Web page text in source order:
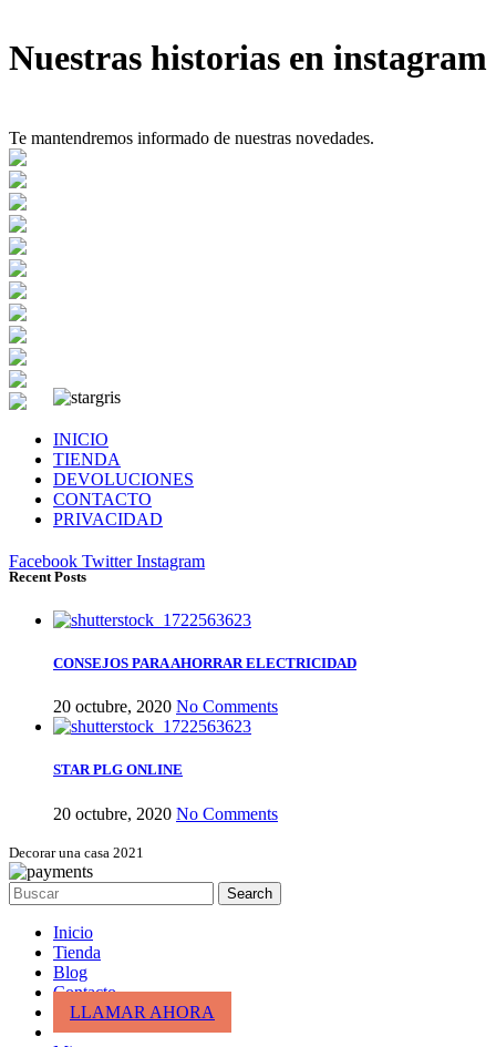
Nuestras historias en instagram
Te mantendremos informado de nuestras novedades.
INICIO
TIENDA
DEVOLUCIONES
CONTACTO
PRIVACIDAD
Facebook Twitter Instagram
Recent Posts
CONSEJOS PARA AHORRAR ELECTRICIDAD
20 octubre, 2020 No Comments
STAR PLG ONLINE
20 octubre, 2020 No Comments
Decorar una casa 2021
Search
Inicio
Tienda
Blog
Contacto
LLAMAR AHORA